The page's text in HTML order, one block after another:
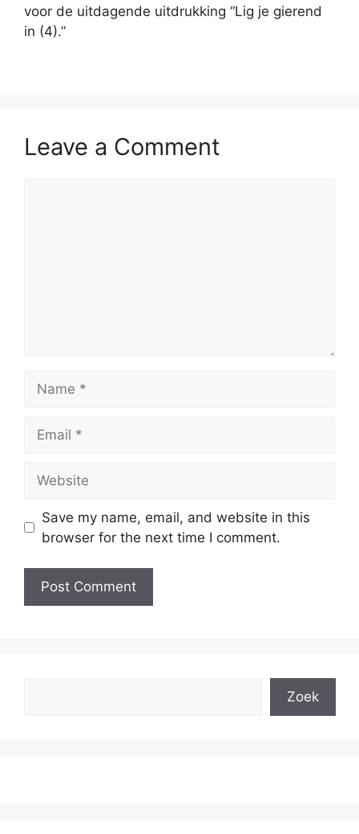
voor de uitdagende uitdrukking “Lig je gierend
in (4).”
Leave a Comment
Save my name, email, and website in this
browser for the next time I comment.
Zoek